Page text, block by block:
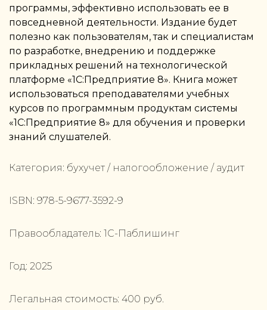
программы, эффективно использовать ее в
повседневной деятельности. Издание будет
полезно как пользователям, так и специалистам
по разработке, внедрению и поддержке
прикладных решений на технологической
платформе «1С:Предприятие 8». Книга может
использоваться преподавателями учебных
курсов по программным продуктам системы
«1С:Предприятие 8» для обучения и проверки
знаний слушателей.
Категория: бухучет / налогообложение / аудит
ISBN: 978-5-9677-3592-9
Правообладатель: 1С-Паблишинг
Год: 2025
Легальная стоимость: 400 руб.